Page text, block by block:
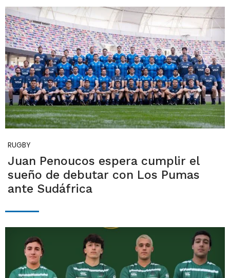
RUGBY
Juan Penoucos espera cumplir el
sueño de debutar con Los Pumas
ante Sudáfrica